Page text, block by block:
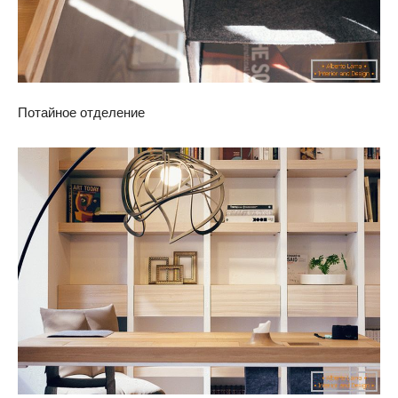
Потайное отделение